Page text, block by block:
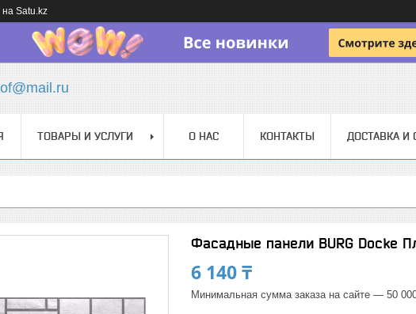
на Satu.kz
ТОВАРЫ И УСЛУГИ О НАС КОНТАКТЫ ДОСТАВКА И
Фасадные панели BURG Docke
6 140 ₸
Минимальная сумма заказа на сайте — 50